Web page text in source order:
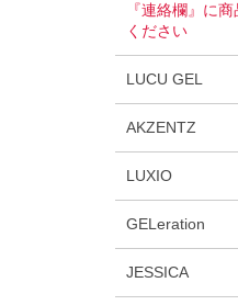
『連絡欄』に
ください
LUCU GEL
AKZENTZ
LUXIO
GELeration
JESSICA